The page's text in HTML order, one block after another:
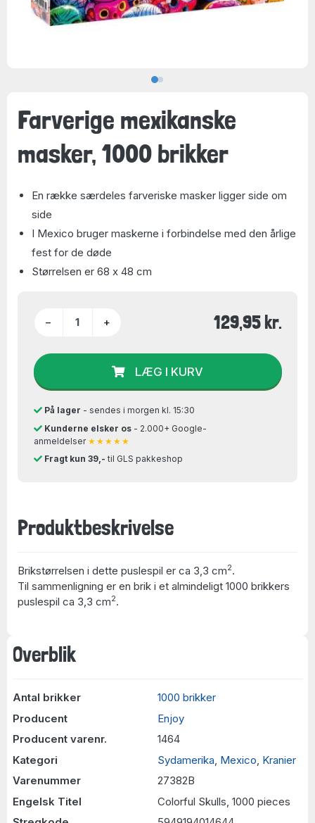
Overblik
Antal brikker
1000 brikker
Producent
Enjoy
Producent varenr.
1464
Kategori
Sydamerika Mexico Kranier
Varenummer
27382B
Engelsk Titel
Colorful Skulls, 1000 pieces
Farverige mexikanske
masker, 1000 brikker
En række særdeles farveriske masker ligger side om
side
I Mexico bruger maskerne i forbindelse med den årlige
fest for de døde
Størrelsen er 68 x 48 cm
− + 129,95 kr.
LÆG I KURV
På lager - sendes i morgen kl. 15:30
Kunderne elsker os- 2.000+ Google-
anmeldelser ★★★★★
Fragt kun 39,- til GLS pakkeshop
Produktbeskrivelse
Brikstørrelsen i dette puslespil er ca 3,3 cm2.
Til sammenligning er en brik i et almindeligt 1000 brikkers
puslespil ca 3,3 cm2.